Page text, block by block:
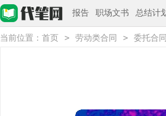
报告 职场文书 总结计
当前位置： 首页 > 劳动类合同 > 委托合同